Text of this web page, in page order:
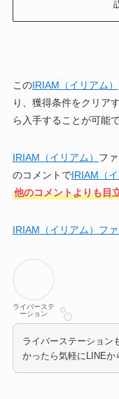
このIRIAM（イリアム）
り、獲得条件をクリア
ら入手することが可能
IRIAM（イリアム） フ
のコメントでIRIAM（イ
他のコメントよりも目
IRIAM（イリアム）フ
ライバーステ
ーション
ライバーステーション
かったら気軽にLINEか